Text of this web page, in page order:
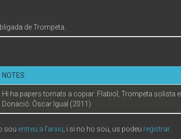
de Trompeta.
NOTES
Hi ha papers tornats a copiar: Flabiol, Trompeta solista
Donació: Òscar Igual (2011)
sou entreu a l'arxiu , i si no ho sou, us podeu registrar.